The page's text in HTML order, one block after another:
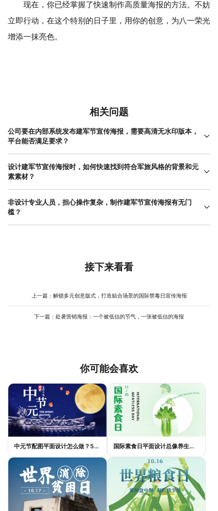
现在，你已经掌握了快速制作高质量海报的方法。不妨
立即行动，在这个特别的日子里，用你的创意，为八一荣光
增添一抹亮色。
相关问题
公司要在内部系统发布建军节宣传海报，需要高清无水印版本，
平台能否满足要求？
平台完全支持高清无水印的建军节宣传海报下载。在完成设计后，
点击右上角的下载按钮，系统会默认生成无平台水印的图片文件。
对于公司内部发布或大屏展示等对画质有要求的场景，建议在导出
设计建军节宣传海报时，如何快速找到符合军旅风格的背景和元
素素材？
在编辑器左侧的素材库或模板中心，直接使用“八一”、“军旅”、“迷
彩”、“致敬军人”等关键词进行搜索，可以快速筛选出符合节日氛围
的背景图、插画和装饰元素。此外，平台的智能推荐系统也会在你
非设计专业人员，担心操作复杂，制作建军节宣传海报有无门
槛？
完全没有操作门槛。制作建军节宣传海报的核心逻辑是“模板同款
能都以图标和文字提示的形式呈现，鼠标悬停即可了解用途，真正
接下来看看
上一篇： 解锁多元创意版式，打造贴合场景的国际禁毒日宣传海报
下一篇： 处暑营销海报：一个被低估的节气，一张被低估的海报
你可能会喜欢
中元节配图平面设计怎么做？5种风格模板轻松搞定节日氛围 国际素食日平面设计总像养生广告？三个思路让它变酷